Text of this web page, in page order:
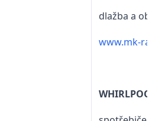
dlažba a
www.mk-